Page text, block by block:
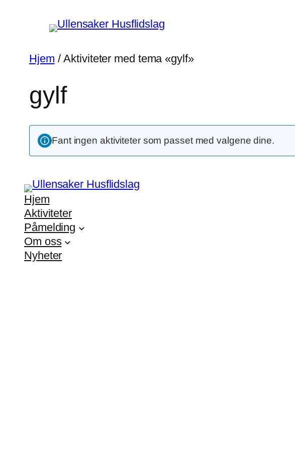
Hjem / Aktiviteter med tema «gylf»
gylf
Fant ingen aktiviteter som passet med valgene dine.
Hjem
Aktiviteter
Påmelding
Om oss
Nyheter